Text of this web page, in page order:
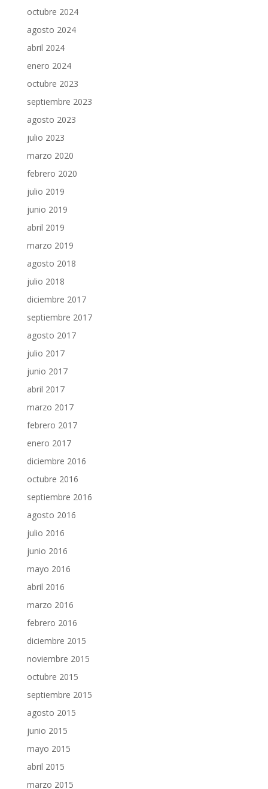
octubre 2024
agosto 2024
abril 2024
enero 2024
octubre 2023
septiembre 2023
agosto 2023
julio 2023
marzo 2020
febrero 2020
julio 2019
junio 2019
abril 2019
marzo 2019
agosto 2018
julio 2018
diciembre 2017
septiembre 2017
agosto 2017
julio 2017
junio 2017
abril 2017
marzo 2017
febrero 2017
enero 2017
diciembre 2016
octubre 2016
septiembre 2016
agosto 2016
julio 2016
junio 2016
mayo 2016
abril 2016
marzo 2016
febrero 2016
diciembre 2015
noviembre 2015
octubre 2015
septiembre 2015
agosto 2015
junio 2015
mayo 2015
abril 2015
marzo 2015